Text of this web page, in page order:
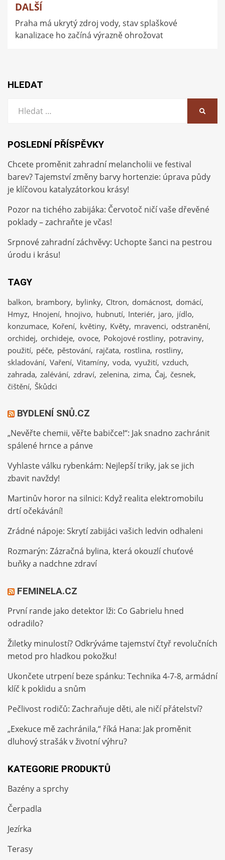
DALŠÍ
Praha má ukrytý zdroj vody, stav splaškové
kanalizace ho začíná výrazně ohrožovat
HLEDAT
POSLEDNÍ PŘÍSPĚVKY
Chcete proměnit zahradní melancholii ve festival
barev? Tajemství změny barvy hortenzie: úprava půdy
je klíčovou katalyzátorkou krásy!
Pozor na tichého zabijáka: Červotoč ničí vaše dřevěné
poklady – zachraňte je včas!
Srpnové zahradní záchvěvy: Uchopte šanci na pestrou
úrodu i krásu!
TAGY
balkon brambory bylinky CItron domácnost domácí
Hmyz Hnojení hnojivo hubnutí Interiér jaro jídlo
konzumace Koření květiny Květy mravenci odstranění
orchidej orchideje ovoce Pokojové rostliny potraviny
použití péče pěstování rajčata rostlina rostliny
skladování Vaření Vitamíny voda využití vzduch
zahrada zalévání zdraví zelenina zima Čaj česnek
čištění Škůdci
BYDLENÍ SNŮ.CZ
„Nevěřte chemii, věřte babičce!“: Jak snadno zachránit
spálené hrnce a pánve
Vyhlaste válku rybenkám: Nejlepší triky, jak se jich
zbavit navždy!
Martinův horor na silnici: Když realita elektromobilu
drtí očekávání!
Zrádné nápoje: Skrytí zabijáci vašich ledvin odhaleni
Rozmarýn: Zázračná bylina, která okouzlí chuťové
buňky a nadchne zdraví
FEMINELA.CZ
První rande jako detektor lži: Co Gabrielu hned
odradilo?
Žiletky minulostí? Odkrýváme tajemství čtyř revolučních
metod pro hladkou pokožku!
Ukončete utrpení beze spánku: Technika 4-7-8, armádní
klíč k poklidu a snům
Pečlivost rodičů: Zachraňuje děti, ale ničí přátelství?
„Exekuce mě zachránila,“ říká Hana: Jak proměnit
dluhový strašák v životní výhru?
KATEGORIE PRODUKTŮ
Bazény a sprchy
Čerpadla
Jezírka
Terasy